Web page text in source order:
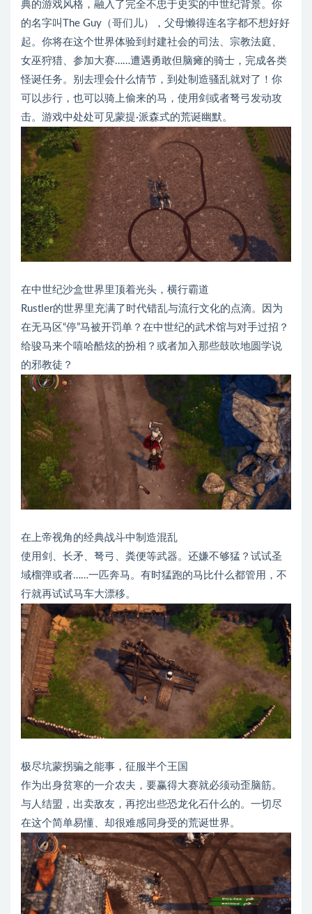
典的游戏风格，融入了完全不忠于史实的中世纪背景。你
的名字叫The Guy（哥们儿），父母懒得连名字都不想好好
起。你将在这个世界体验到封建社会的司法、宗教法庭、
女巫狩猎、参加大赛……遭遇勇敢但脑瘫的骑士，完成各类
怪诞任务。别去理会什么情节，到处制造骚乱就对了！你
可以步行，也可以骑上偷来的马，使用剑或者弩弓发动攻
击。游戏中处处可见蒙提·派森式的荒诞幽默。
在中世纪沙盒世界里顶着光头，横行霸道
Rustler的世界里充满了时代错乱与流行文化的点滴。因为
在无马区“停”马被开罚单？在中世纪的武术馆与对手过招？
给骏马来个嘻哈酷炫的扮相？或者加入那些鼓吹地圆学说
的邪教徒？
在上帝视角的经典战斗中制造混乱
使用剑、长矛、弩弓、粪便等武器。还嫌不够猛？试试圣
域榴弹或者……一匹奔马。有时猛跑的马比什么都管用，不
行就再试试马车大漂移。
极尽坑蒙拐骗之能事，征服半个王国
作为出身贫寒的一介农夫，要赢得大赛就必须动歪脑筋。
与人结盟，出卖敌友，再挖出些恐龙化石什么的。一切尽
在这个简单易懂、却很难感同身受的荒诞世界。